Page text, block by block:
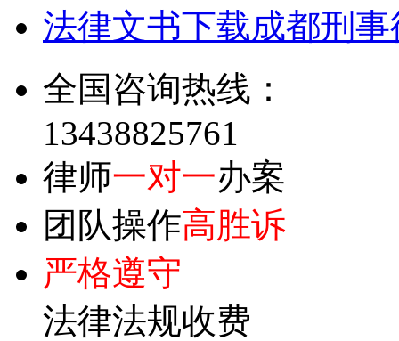
法律文书下载成都刑
全国咨询热线：
13438825761
律师一对一办案
团队操作高胜诉
严格遵守
法律法规收费